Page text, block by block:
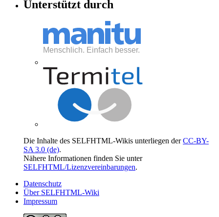
Unterstützt durch
Die Inhalte des SELFHTML-Wikis unterliegen derCC-BY-
SA 3.0 (de).
Nähere Informationen finden Sie unter
SELFHTML/Lizenzvereinbarungen.
Datenschutz
Über SELFHTML-Wiki
Impressum